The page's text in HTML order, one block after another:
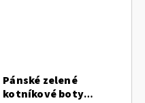
Pánské zelené
kotníkové boty